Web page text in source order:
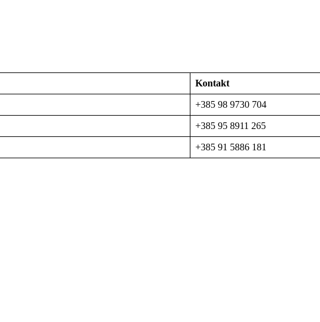
Kontakt
+385 98 9730 704
+385 95 8911 265
+385 91 5886 181